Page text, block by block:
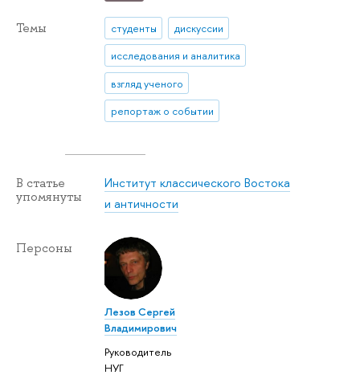
Темы студенты
дискуссии
исследования и аналитика
взгляд ученого
репортаж о событии
В статье
упомянуты
Институт классического Востока
и античности
Персоны
Лезов Сергей
Владимирович
Руководитель
НУГ